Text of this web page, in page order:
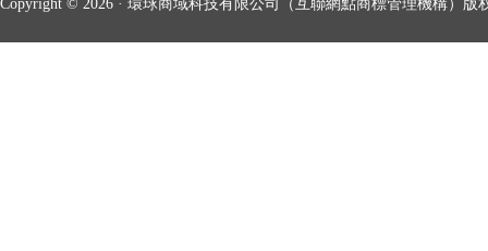
Copyright © 2026 · 環球商域科技有限公司（互聯網點商標管理機構）版